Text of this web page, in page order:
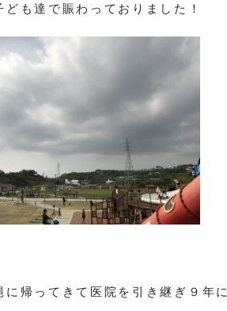
ども達で賑わっておりました！
に帰ってきて医院を引き継ぎ９年